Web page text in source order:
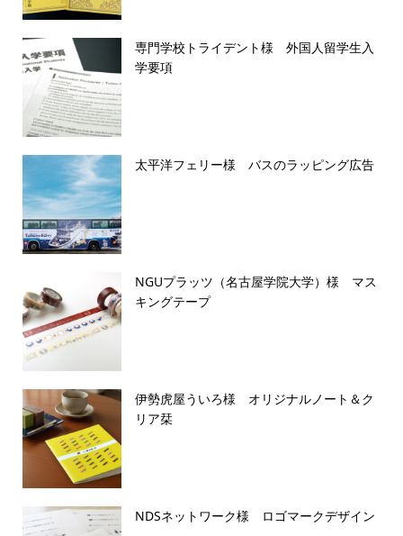
専門学校トライデント様 外国人留学生入
学要項
太平洋フェリー様 バスのラッピング広告
NGUプラッツ（名古屋学院大学）様 マス
キングテープ
伊勢虎屋ういろ様 オリジナルノート＆ク
リア栞
NDSネットワーク様 ロゴマークデザイン